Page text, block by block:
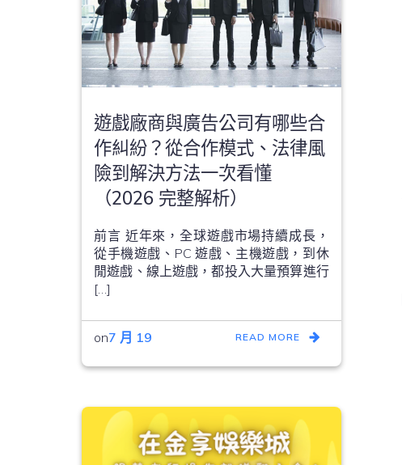
遊戲廠商與廣告公司有哪些合
作糾紛？從合作模式、法律風
險到解決方法一次看懂
（2026 完整解析）
前言 近年來，全球遊戲市場持續成長，
從手機遊戲、PC 遊戲、主機遊戲，到休
閒遊戲、線上遊戲，都投入大量預算進行
[…]
on7 月 19 READ MORE